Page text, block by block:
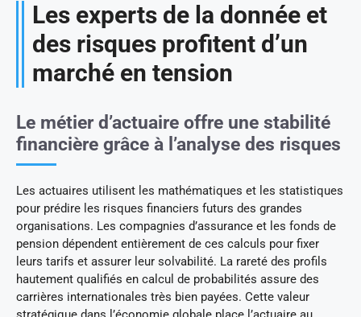
Les experts de la donnée et
des risques profitent d’un
marché en tension
Le métier d’actuaire offre une stabilité
financière grâce à l’analyse des risques
Les actuaires utilisent les mathématiques et les statistiques
pour prédire les risques financiers futurs des grandes
organisations. Les compagnies d’assurance et les fonds de
pension dépendent entièrement de ces calculs pour fixer
leurs tarifs et assurer leur solvabilité. La rareté des profils
hautement qualifiés en calcul de probabilités assure des
carrières internationales très bien payées. Cette valeur